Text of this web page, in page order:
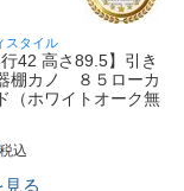
スタイル
行42 高さ89.5】引き
棚カノ ８５ローカ
（ホワイトオーク無
税込
る